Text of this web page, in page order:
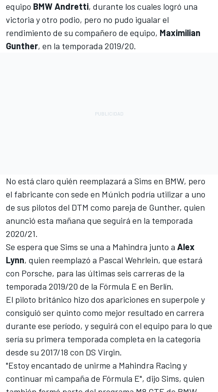
equipo BMW Andretti, durante los cuales logró una
victoria y otro podio, pero no pudo igualar el
rendimiento de su compañero de equipo, Maximilian
Gunther, en la temporada 2019/20.
No está claro quién reemplazará a Sims en BMW, pero
el fabricante con sede en Múnich podría utilizar a uno
de sus pilotos del DTM como pareja de Gunther, quien
anunció esta mañana que seguirá en la temporada
2020/21.
Se espera que Sims se una a Mahindra junto a Alex
Lynn, quien reemplazó a Pascal Wehrlein, que estará
con Porsche, para las últimas seis carreras de la
temporada 2019/20 de la Fórmula E en Berlín.
El piloto británico hizo dos apariciones en superpole y
consiguió ser quinto como mejor resultado en carrera
durante ese período, y seguirá con el equipo para lo que
sería su primera temporada completa en la categoría
desde su 2017/18 con DS Virgin.
"Estoy encantado de unirme a Mahindra Racing y
continuar mi campaña de Fórmula E", dijo Sims, quien